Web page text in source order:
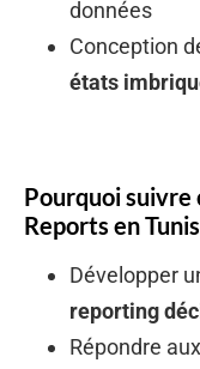
données
Conception
états
Pourquoi
Reports en
Développer
reporting
Répondre